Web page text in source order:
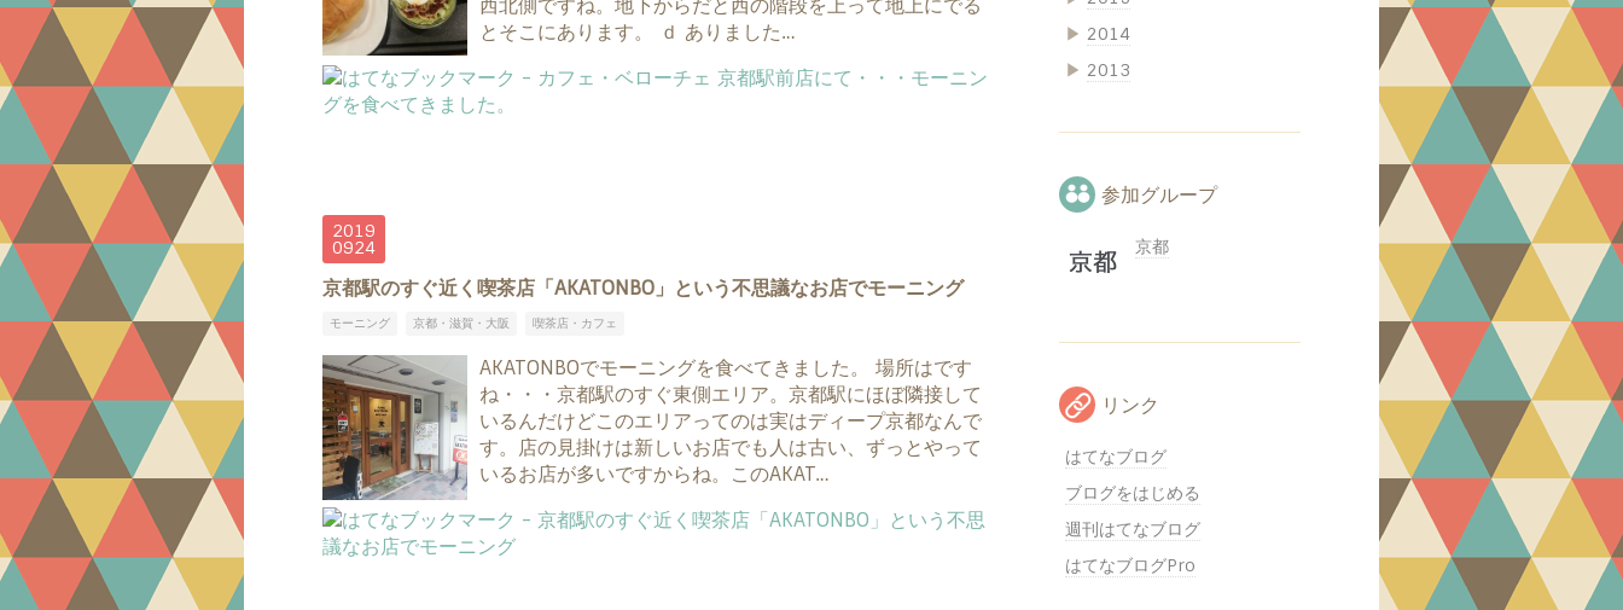
とそこにあります。 ｄ ありました…
2019
0924
京都駅のすぐ近く喫茶店「AKATONBO」という不思議なお店でモーニング
モーニング 京都・滋賀・大阪 喫茶店・カフェ
AKATONBOでモーニングを食べてきました。 場所はです
ね・・・京都駅のすぐ東側エリア。京都駅にほぼ隣接して
いるんだけどこのエリアってのは実はディープ京都なんで
す。店の見掛けは新しいお店でも人は古い、ずっとやって
いるお店が多いですからね。このAKAT…
▶ 2014
▶ 2013
参加グループ
京都
リンク
はてなブログ
ブログをはじめる
週刊はてなブログ
はてなブログPro